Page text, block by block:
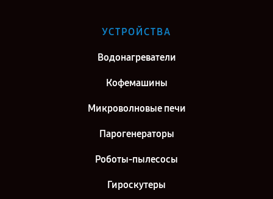
Казань
Ремонт водонагревателя Polaris Stream IDF 100V/H Slim в г.
Ремонт водонагревателя Polaris Stream IDF 100V/H Slim в г.
Саратов
Самара
Ремонт водонагревателя Polaris Stream IDF 100V/H Slim в г. Киров
Москва
УСТРОЙСТВА
Водонагреватели
Кофемашины
Микроволновые печи
Парогенераторы
Роботы-пылесосы
Гироскутеры